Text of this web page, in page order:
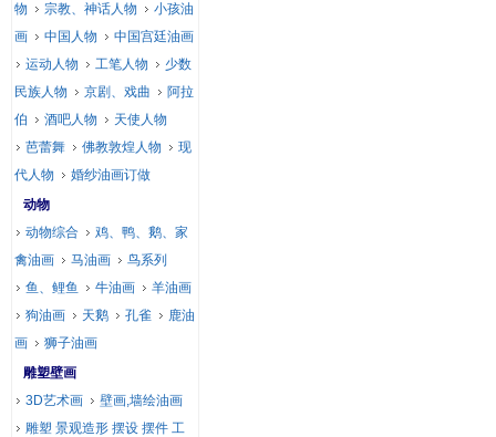
物
宗教、神话人物
小孩油
画
中国人物
中国宫廷油画
运动人物
工笔人物
少数
民族人物
京剧、戏曲
阿拉
伯
酒吧人物
天使人物
芭蕾舞
佛教敦煌人物
现
代人物
婚纱油画订做
动物
动物综合
鸡、鸭、鹅、家
禽油画
马油画
鸟系列
鱼、鲤鱼
牛油画
羊油画
狗油画
天鹅 孔雀
鹿油
画
狮子油画
雕塑壁画
3D艺术画
壁画,墙绘油画
雕塑 景观造形 摆设 摆件 工